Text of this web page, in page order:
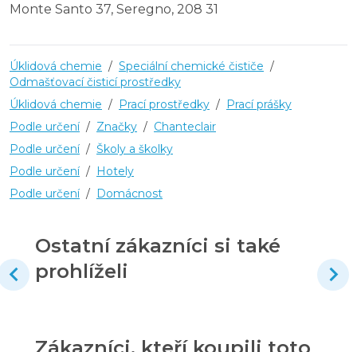
Monte Santo 37, Seregno, 208 31
Úklidová chemie / Speciální chemické čističe /
Odmašťovací čisticí prostředky
Úklidová chemie / Prací prostředky / Prací prášky
Podle určení / Značky / Chanteclair
Podle určení / Školy a školky
Podle určení / Hotely
Podle určení / Domácnost
Ostatní zákazníci si také
prohlíželi
Zákazníci, kteří koupili toto